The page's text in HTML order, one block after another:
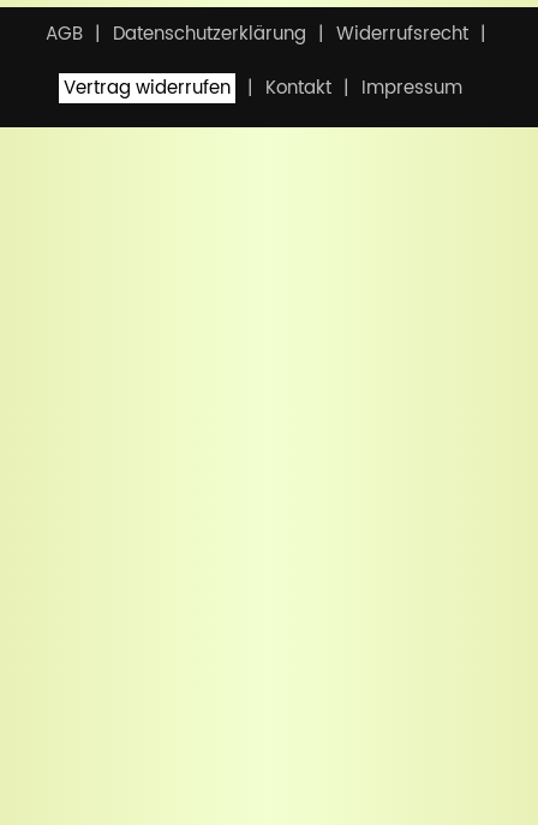
AGB Datenschutzerklärung
Widerrufsrecht
Vertrag widerrufen
Kontakt Impressum